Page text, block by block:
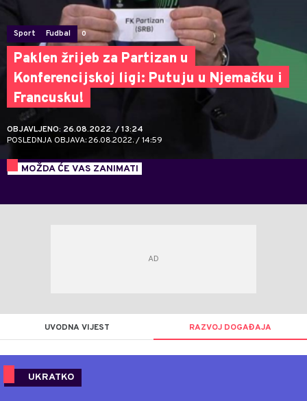
Sport Fudbal 0
Paklen žrijeb za Partizan u
Konferencijskoj ligi: Putuju u Njemačku i
Francusku!
OBJAVLJENO: 26.08.2022. / 13:24
POSLEDNJA OBJAVA: 26.08.2022. / 14:59
MOŽDA ĆE VAS ZANIMATI
UVODNA VIJEST RAZVOJ DOGAĐAJA
UKRATKO